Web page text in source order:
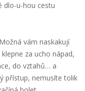
dlo-u-hou cestu
vám naskakují
za ucho nápad,
do vztahů… a
přístup, nemusíte tolik